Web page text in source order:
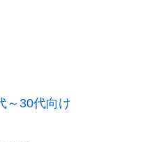
～30代向け